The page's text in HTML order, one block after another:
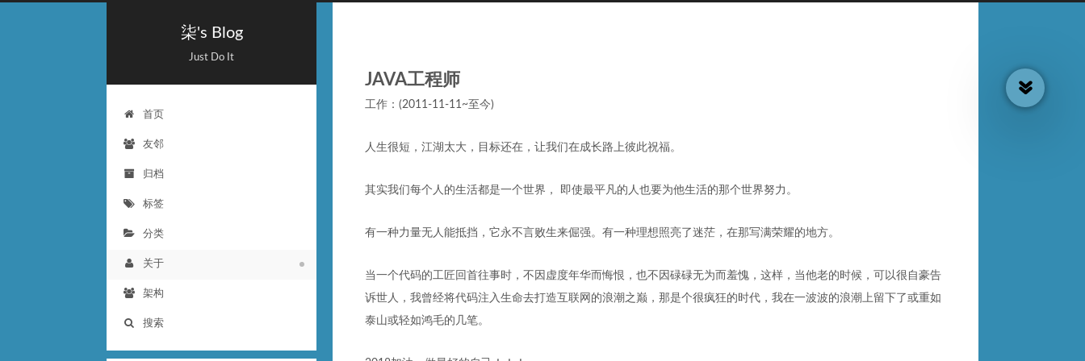
柒's Blog
Just Do It
首页
友邻
归档
标签
分类
关于
架构
搜索
JAVA工程师
工作：(2011-11-11~至今)
人生很短，江湖太大，目标还在，让我们在成长路上彼此祝福。
其实我们每个人的生活都是一个世界， 即使最平凡的人也要为他生活的那个世界努力。
有一种力量无人能抵挡，它永不言败生来倔强。有一种理想照亮了迷茫，在那写满荣耀的地方。
当一个代码的工匠回首往事时，不因虚度年华而悔恨，也不因碌碌无为而羞愧，这样，当他老的时候，可以很自豪告
诉世人，我曾经将代码注入生命去打造互联网的浪潮之巅，那是个很疯狂的时代，我在一波波的浪潮上留下了或重如
泰山或轻如鸿毛的几笔。